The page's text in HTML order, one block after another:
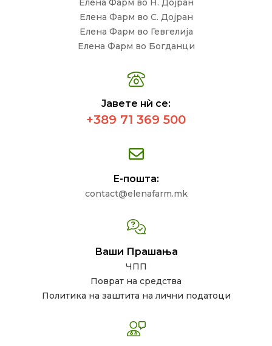
Елена Фарм во Н. Дојран
Елена Фарм во С. Дојран
Елена Фарм во Гевгелија
Елена Фарм во Богданци
Јавете нѝ се:
+389 71 369 500
Е-пошта:
contact@elenafarm.mk
Ваши Прашања
ЧПП
Поврат на средства
Политика на заштита на лични податоци